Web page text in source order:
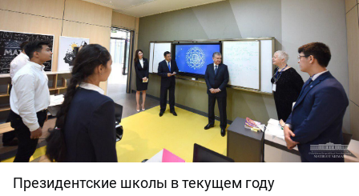
Президентские школы в текущем году